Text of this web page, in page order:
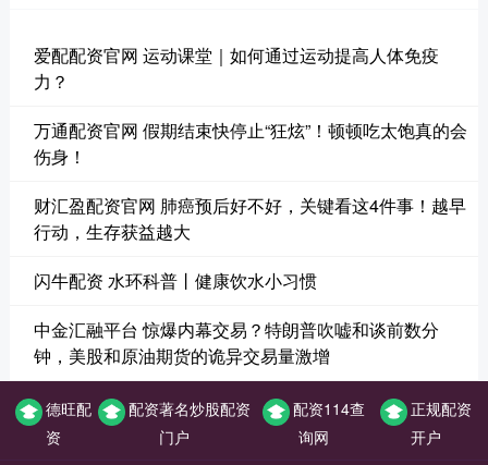
爱配配资官网 运动课堂｜如何通过运动提高人体免疫
力？
万通配资官网 假期结束快停止“狂炫”！顿顿吃太饱真的会
伤身！
财汇盈配资官网 肺癌预后好不好，关键看这4件事！越早
行动，生存获益越大
闪牛配资 水环科普丨健康饮水小习惯
中金汇融平台 惊爆内幕交易？特朗普吹嘘和谈前数分
钟，美股和原油期货的诡异交易量激增
德旺配
资
配资著名炒股配资
门户
配资114查
询网
正规配资
开户